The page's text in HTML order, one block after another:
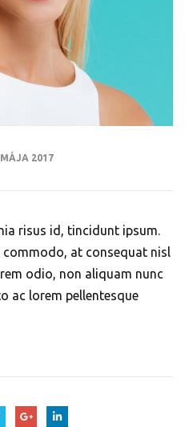
2017
risus id, tincidunt ipsum.
commodo, at consequat nisl
odio, non aliquam nunc
ac lorem pellentesque